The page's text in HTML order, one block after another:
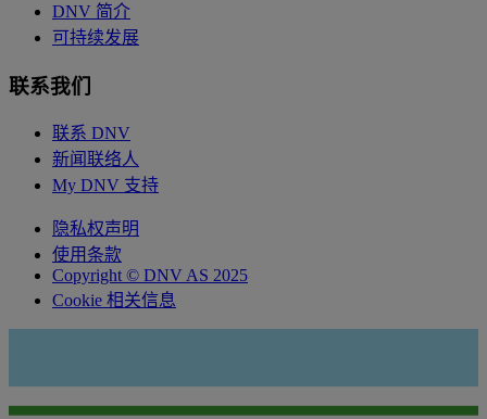
DNV 简介
可持续发展
联系我们
联系 DNV
新闻联络人
My DNV 支持
隐私权声明
使用条款
Copyright © DNV AS 2025
Cookie 相关信息